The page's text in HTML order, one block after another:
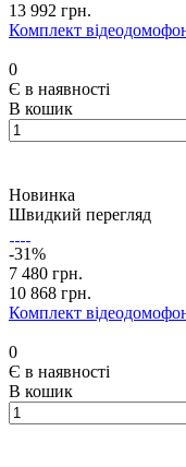
13 992 грн.
Комплект
0
Є в наявності
В кошик
Новинка
Швидкий перегляд
-31%
7 480 грн.
10 868 грн.
Комплект
0
Є в наявності
В кошик